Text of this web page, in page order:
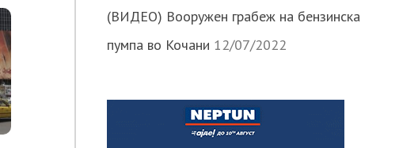
(ВИДЕО) Вооружен грабеж на бензинска
пумпа во Кочани 12/07/2022